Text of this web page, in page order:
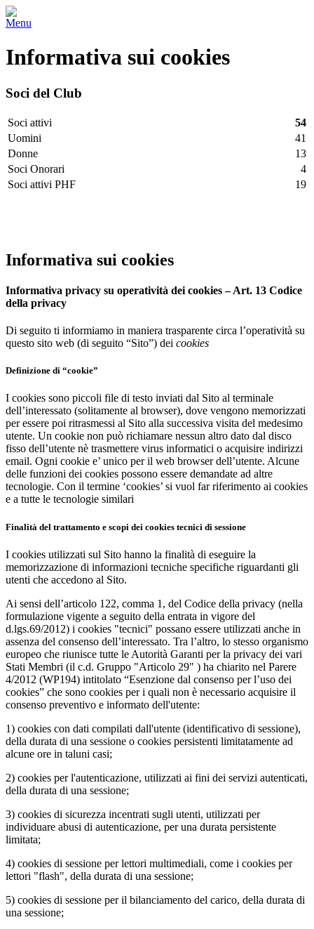
Menu
Informativa sui cookies
Soci del Club
Soci attivi
54
Uomini
41
Donne
13
Soci Onorari
4
Soci attivi PHF
19
Informativa sui cookies
Informativa privacy su operatività dei cookies – Art. 13 Codice
della privacy
Di seguito ti informiamo in maniera trasparente circa l’operatività su
questo sito web (di seguito “Sito”) dei cookies
Definizione di “cookie”
I cookies sono piccoli file di testo inviati dal Sito al terminale
dell’interessato (solitamente al browser), dove vengono memorizzati
per essere poi ritrasmessi al Sito alla successiva visita del medesimo
utente. Un cookie non può richiamare nessun altro dato dal disco
fisso dell’utente nè trasmettere virus informatici o acquisire indirizzi
email. Ogni cookie e’ unico per il web browser dell’utente. Alcune
delle funzioni dei cookies possono essere demandate ad altre
tecnologie. Con il termine ‘cookies’ si vuol far riferimento ai cookies
e a tutte le tecnologie similari
Finalità del trattamento e scopi dei cookies tecnici di sessione
I cookies utilizzati sul Sito hanno la finalità di eseguire la
memorizzazione di informazioni tecniche specifiche riguardanti gli
utenti che accedono al Sito.
Ai sensi dell’articolo 122, comma 1, del Codice della privacy (nella
formulazione vigente a seguito della entrata in vigore del
d.lgs.69/2012) i cookies "tecnici" possano essere utilizzati anche in
assenza del consenso dell’interessato. Tra l’altro, lo stesso organismo
europeo che riunisce tutte le Autorità Garanti per la privacy dei vari
Stati Membri (il c.d. Gruppo "Articolo 29" ) ha chiarito nel Parere
4/2012 (WP194) intitolato “Esenzione dal consenso per l’uso dei
cookies” che sono cookies per i quali non è necessario acquisire il
consenso preventivo e informato dell'utente:
1) cookies con dati compilati dall'utente (identificativo di sessione),
della durata di una sessione o cookies persistenti limitatamente ad
alcune ore in taluni casi;
2) cookies per l'autenticazione, utilizzati ai fini dei servizi autenticati,
della durata di una sessione;
3) cookies di sicurezza incentrati sugli utenti, utilizzati per
individuare abusi di autenticazione, per una durata persistente
limitata;
4) cookies di sessione per lettori multimediali, come i cookies per
lettori "flash", della durata di una sessione;
5) cookies di sessione per il bilanciamento del carico, della durata di
una sessione;